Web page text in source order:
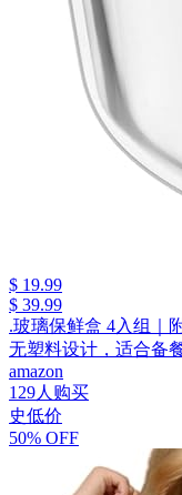
$ 19.99
$ 39.99
.玻璃保鲜盒 4入组｜
无塑料设计，适合备
amazon
129人购买
史低价
50% OFF